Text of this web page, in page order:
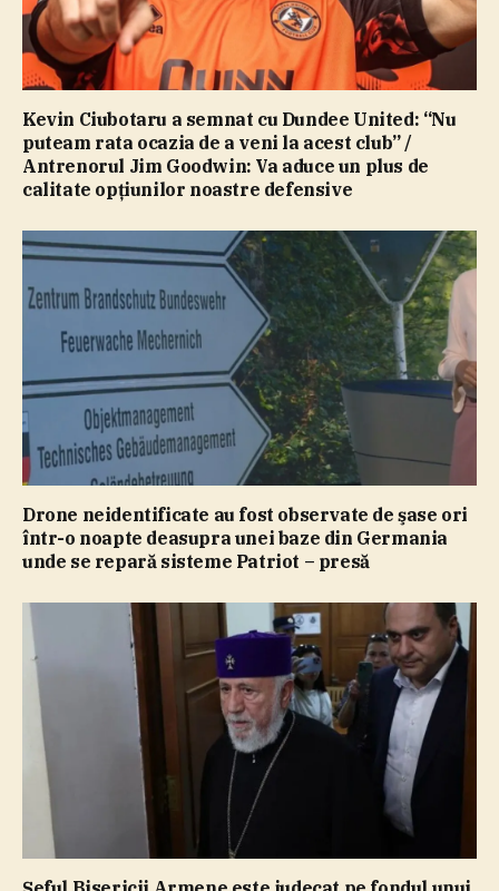
Kevin Ciubotaru a semnat cu Dundee United: “Nu
puteam rata ocazia de a veni la acest club” /
Antrenorul Jim Goodwin: Va aduce un plus de
calitate opţiunilor noastre defensive
Drone neidentificate au fost observate de şase ori
într-o noapte deasupra unei baze din Germania
unde se repară sisteme Patriot – presă